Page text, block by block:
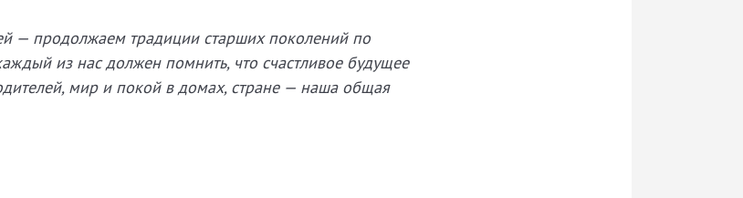
— продолжаем традиции старших поколений по
из нас должен помнить, что счастливое будущее
мир и покой в домах, стране — наша общая